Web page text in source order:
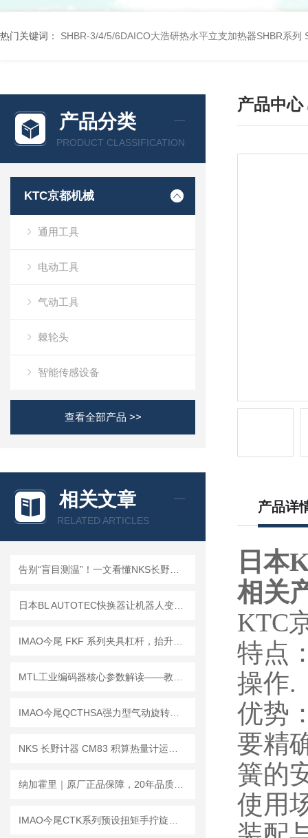
热门关键词： SHBR-3/4/5/6DAICO大浩研热水平立支加热器SHBR系列
产品分类
PRODUCT CLASSIFICATION
KTC京都机械
通用工具
电动工具
气动工具
棘轮头
智能传感设备
查看全部产品 >>
相关文章
RELATED ARTICLES
产品中心
产品详
日本
相关
KTC
特点
操作.
优势
要精
簧的
使用